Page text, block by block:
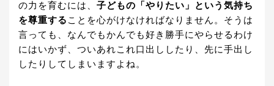
の力を育むには、 子どもの「やりたい」という気持ち
を尊重する ことを心がけなければなりません。そうは
言っても、なんでもかんでも好き勝手にやらせるわけ
にはいかず、ついあれこれ口出ししたり、先に手出し
したりしてしまいますよね。